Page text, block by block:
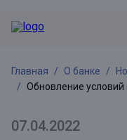
Главная О банке
Обновление условий
07.04.2022